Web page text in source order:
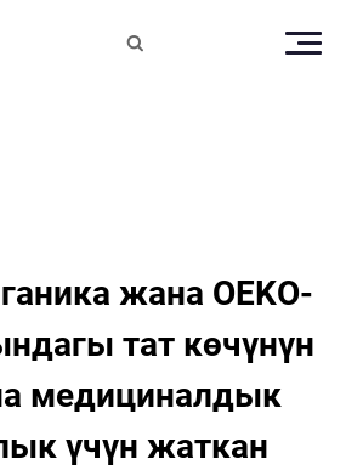

жана OEKO-
тат көчүнүн
медициналдык
үчүн жаткан